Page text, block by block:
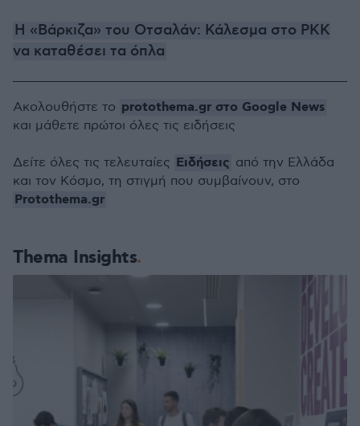
H «Βάρκιζα» του Οτσαλάν: Κάλεσμα στο PKK
να καταθέσει τα όπλα
Thema Insights
Ακολουθήστε το protothema.gr στο Google News
και μάθετε πρώτοι όλες τις ειδήσεις
Δείτε όλες τις τελευταίες Ειδήσεις από την Ελλάδα
και τον Κόσμο, τη στιγμή που συμβαίνουν, στο
Protothema.gr